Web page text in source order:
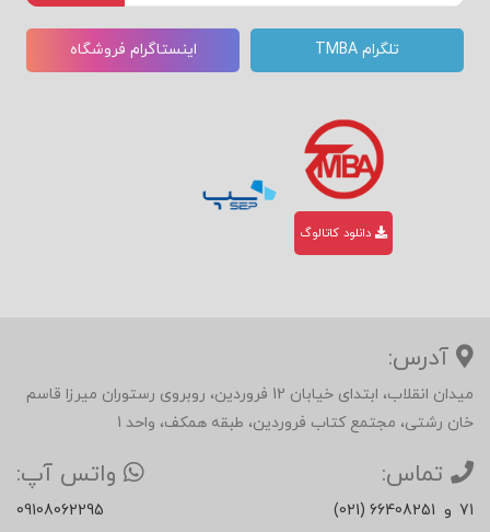
تلگرام TMBA اینستاگرام فروشگاه
دانلود کاتالوگ
آدرس:
میدان انقلاب، ابتدای خیابان 12 فروردین، روبروی رستوران میرزا قاسم
خان رشتی، مجتمع کتاب فروردین، طبقه همکف، واحد 1
تماس:
(021) 66408251 و 71
واتس آپ:
09108062295